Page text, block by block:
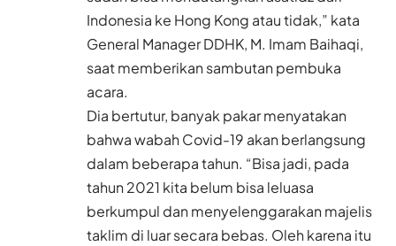
Indonesia ke Hong Kong atau tidak,” kata
General Manager DDHK, M. Imam Baihaqi,
saat memberikan sambutan pembuka
acara.
Dia bertutur, banyak pakar menyatakan
bahwa wabah Covid-19 akan berlangsung
dalam beberapa tahun. “Bisa jadi, pada
tahun 2021 kita belum bisa leluasa
berkumpul dan menyelenggarakan majelis
taklim di luar secara bebas. Oleh karena itu